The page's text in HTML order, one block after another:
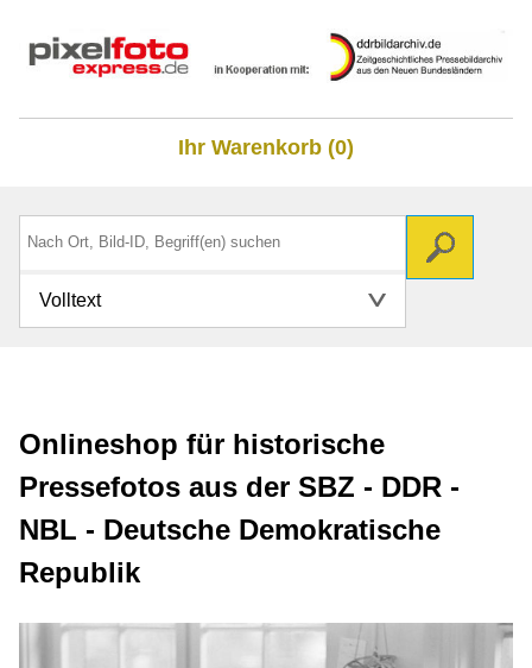
Ihr Warenkorb (0)
Volltext
Onlineshop für historische
Pressefotos aus der SBZ - DDR -
NBL - Deutsche Demokratische
Republik